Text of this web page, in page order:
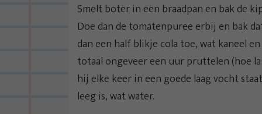
Smelt boter in een braadpan en bak de
Doe dan de tomatenpuree erbij en bak
dan een half blikje cola toe, wat kaneel
totaal ongeveer een uur pruttelen (hoe
hij elke keer in een goede laag vocht
leeg is, wat water.